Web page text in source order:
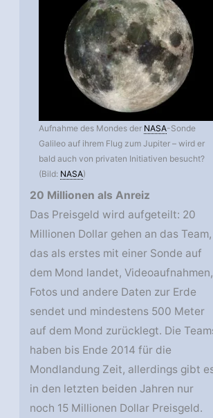
Aufnahme des Mondes der NASA-Sonde
Galileo auf ihrem Flug zum Jupiter – wird er
bald auch von privaten Initiativen besucht?
(Bild: NASA)
20 Millionen als Anreiz
Das Preisgeld wird aufgeteilt: 20
Millionen Dollar gehen an das Team,
das als erstes mit einer Sonde auf
dem Mond landet, Videoaufnahmen,
Fotos und andere Daten zur Erde
sendet und mindestens 500 Meter
auf dem Mond zurücklegt. Die
haben bis Ende 2014 für die
Mondlandung Zeit, allerdings gibt
in den letzten beiden Jahren nur
noch 15 Millionen Dollar Preisgeld.